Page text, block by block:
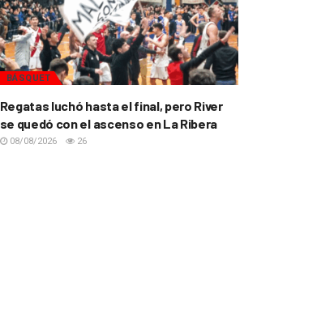
BÁSQUET
Regatas luchó hasta el final, pero River
se quedó con el ascenso en La Ribera
08/08/2026 26